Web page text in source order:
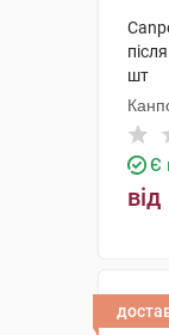
шт
Є
від